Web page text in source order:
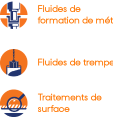
Fluides de
formation de
Fluides de
Traitements de
surface